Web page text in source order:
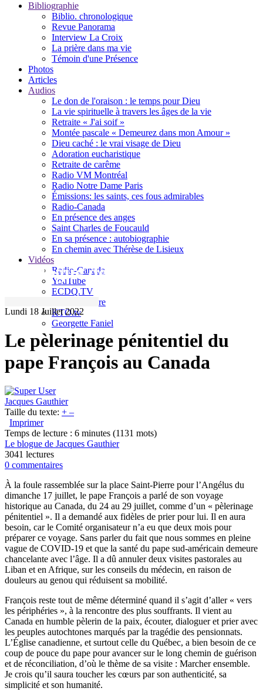
Bibliographie
Biblio. chronologique
Revue Panorama
Interview La Croix
La prière dans ma vie
Témoin d'une Présence
Photos
Articles
Audios
Le don de l'oraison : le temps pour Dieu
La vie spirituelle à travers les âges de la vie
Retraite « J'ai soif »
Montée pascale « Demeurez dans mon Amour »
Dieu caché : le vrai visage de Dieu
Adoration eucharistique
Retraite de carême
Radio VM Montréal
Radio Notre Dame Paris
Émissions: les saints, ces fous admirables
Radio-Canada
En présence des anges
Saint Charles de Foucauld
En sa présence : autobiographie
En chemin avec Thérèse de Lisieux
Vidéos
Radio-Canada
YouTube
ECDQ.TV
Sel et Lumière
KTO.tv
Georgette Faniel
Le blogue de Jacques Gauthier
Lundi 18 Juillet 2022
Le pèlerinage pénitentiel du
pape François au Canada
Jacques Gauthier
Taille du texte: + –
Imprimer
Temps de lecture : 6 minutes (1131 mots)
Le blogue de Jacques Gauthier
3041 lectures
0 commentaires
À la foule rassemblée sur la place Saint-Pierre pour l’Angélus du
dimanche 17 juillet, le pape François a parlé de son voyage
historique au Canada, du 24 au 29 juillet, comme d’un « pèlerinage
pénitentiel ». Il a demandé aux fidèles de prier pour lui. Il en aura
besoin, car le Comité organisateur n’a eu que deux mois pour
préparer ce voyage. Sans parler du fait que nous sommes en pleine
vague de COVID-19 et que la santé du pape sud-américain demeure
chancelante avec l’âge. Il a dû annuler deux visites pastorales au
Liban et en Afrique, sur les conseils du médecin, en raison de
douleurs au genou qui réduisent sa mobilité.
François reste tout de même déterminé quand il s’agit d’aller « vers
les périphéries », à la rencontre des plus souffrants. Il vient au
Canada en humble pèlerin de la paix, écouter, dialoguer et prier avec
les peuples autochtones marqués par la tragédie des pensionnats.
L’Église canadienne, et surtout celle du Québec, a bien besoin de ce
coup de pouce du pape pour avancer sur le long chemin de guérison
et de réconciliation, d’où le thème de sa visite : Marcher ensemble.
Je crois qu’il saura toucher les cœurs par son authenticité, sa
simplicité et son humanité.